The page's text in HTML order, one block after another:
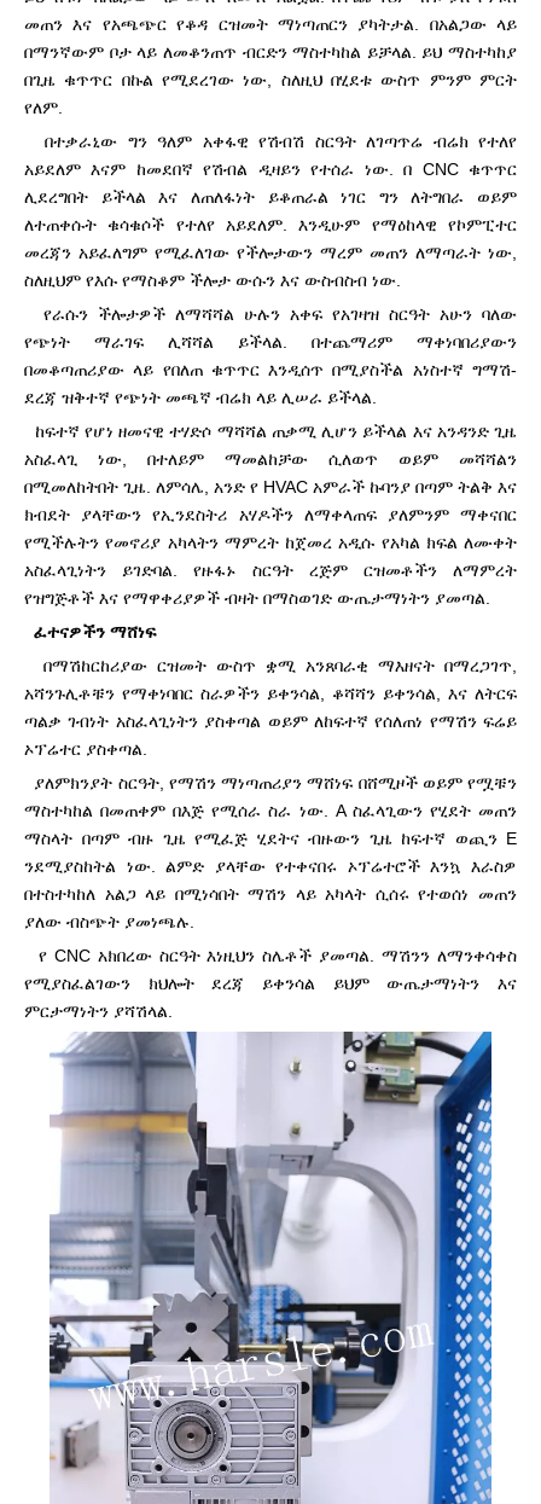
መጠን እና የአጫጭር የቆዳ ርዝመት ማነጣጠርን ያካትታል. በአልጋው ላይ
በማንኛውም ቦታ ላይ ለመቆንጠጥ ብርድን ማስተካከል ይቻላል. ይህ ማስተካከያ
በጊዜ ቁጥጥር በኩል የሚደረገው ነው, ስለዚህ በሂደቱ ውስጥ ምንም ምርት
የለም.
በተቃራኒው ግን ዓለም አቀፋዊ የሽብሽ ስርዓት ለገጣጥሬ ብሬክ የተለየ
አይደለም እናም ከመደበኛ የሽብል ዲዛይን የተሰራ ነው. በ CNC ቁጥጥር
ሊደረግበት ይችላል እና ለጠለፋነት ይቆጠራል ነገር ግን ለትግበራ ወይም
ለተጠቀሱት ቁሳቁሶች የተለየ አይደለም. እንዲሁም የማዕከላዊ የኮምፒተር
መረጃን አይፈለግም የሚፈለገው የችሎታውን ማረም መጠን ለማጣራት ነው,
ስለዚህም የእሱ የማስቆም ችሎታ ውሱን እና ውስብስብ ነው.
የራሱን ችሎታዎች ለማሻሻል ሁሉን አቀፍ የአገዛዝ ስርዓት አሁን ባለው
የጭነት ማራገፍ ሊሻሻል ይችላል. በተጨማሪም ማቀነባበሪያውን
በመቆጣጠሪያው ላይ የበለጠ ቁጥጥር እንዲሰጥ በሚያስችል አነስተኛ ግማሽ-
ደረጃ ዝቅተኛ የጭነት መጫኛ ብሬክ ላይ ሊሠራ ይችላል.
ከፍተኛ የሆነ ዘመናዊ ተሃድሶ ማሻሻል ጠቃሚ ሊሆን ይችላል እና አንዳንድ ጊዜ
አስፈላጊ ነው, በተለይም ማመልከቻው ሲለወጥ ወይም መሻሻልን
በሚመለከትበት ጊዜ. ለምሳሌ, አንድ የ HVAC አምራች ኩባንያ በጣም ትልቅ እና
ክብደት ያላቸውን የኢንደስትሪ አሃዶችን ለማቀላጠፍ ያለምንም ማቀናበር
የሚችሉትን የመኖሪያ አካላትን ማምረት ከጀመረ አዲሱ የአካል ክፍል ለሙቀት
አስፈላጊነትን ይገድባል. የዙፋኑ ስርዓት ረጅም ርዝመቶችን ለማምረት
የዝግጅቶች እና የማዋቀሪያዎች ብዛት በማስወገድ ውጤታማነትን ያመጣል.
ፈተናዎችን ማሸነፍ
በማሽከርከሪያው ርዝመት ውስጥ ቋሚ አንጸባራቂ ማእዘናት በማረጋገጥ,
አሻንጉሊቶቹን የማቀነባበር ስራዎችን ይቀንሳል, ቆሻሻን ይቀንሳል, እና ለትርፍ
ጣልቃ ገብነት አስፈላጊነትን ያስቀጣል ወይም ለከፍተኛ የሰለጠነ የማሽን ፍሬይ
ኦፕሬተር ያስቀጣል.
ያለምክንያት ስርዓት, የማሽን ማነጣጠሪያን ማሸነፍ በሸሚዞች ወይም የሟቹን
ማስተካከል በመጠቀም በእጅ የሚሰራ ስራ ነው. A ስፈላጊውን የሂደት መጠን
ማስላት በጣም ብዙ ጊዜ የሚፈጅ ሂደትና ብዙውን ጊዜ ከፍተኛ ወጪን E
ንደሚያስከትል ነው. ልምድ ያላቸው የተቀናበሩ ኦፕሬተሮች እንኳ እራስዎ
በተስተካከለ አልጋ ላይ በሚነሳበት ማሽን ላይ አካላት ሲሰሩ የተወሰነ መጠን
ያለው ብስጭት ያመነጫሉ.
የ CNC አክበረው ስርዓት እነዚህን ስሌቶች ያመጣል. ማሽንን ለማንቀሳቀስ
የሚያስፈልገውን ክህሎት ደረጃ ይቀንሳል ይህም ውጤታማነትን እና
ምርታማነትን ያሻሽላል.